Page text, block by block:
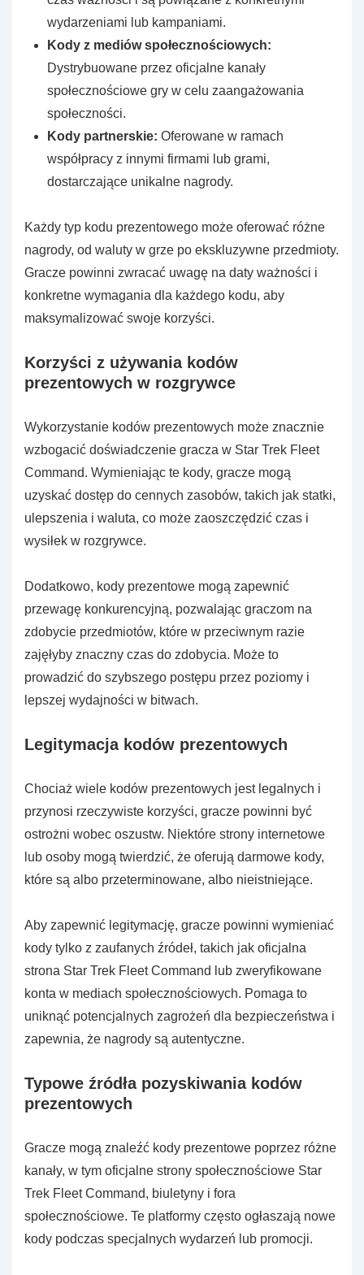
wydarzeniami lub kampaniami.
Kody z mediów społecznościowych:
Dystrybuowane przez oficjalne kanały
społecznościowe gry w celu zaangażowania
społeczności.
Kody partnerskie: Oferowane w ramach
współpracy z innymi firmami lub grami,
dostarczające unikalne nagrody.
Każdy typ kodu prezentowego może oferować różne
nagrody, od waluty w grze po ekskluzywne przedmioty.
Gracze powinni zwracać uwagę na daty ważności i
konkretne wymagania dla każdego kodu, aby
maksymalizować swoje korzyści.
Korzyści z używania kodów
prezentowych w rozgrywce
Wykorzystanie kodów prezentowych może znacznie
wzbogacić doświadczenie gracza w Star Trek Fleet
Command. Wymieniając te kody, gracze mogą
uzyskać dostęp do cennych zasobów, takich jak statki,
ulepszenia i waluta, co może zaoszczędzić czas i
wysiłek w rozgrywce.
Dodatkowo, kody prezentowe mogą zapewnić
przewagę konkurencyjną, pozwalając graczom na
zdobycie przedmiotów, które w przeciwnym razie
zajęłyby znaczny czas do zdobycia. Może to
prowadzić do szybszego postępu przez poziomy i
lepszej wydajności w bitwach.
Legitymacja kodów prezentowych
Chociaż wiele kodów prezentowych jest legalnych i
przynosi rzeczywiste korzyści, gracze powinni być
ostrożni wobec oszustw. Niektóre strony internetowe
lub osoby mogą twierdzić, że oferują darmowe kody,
które są albo przeterminowane, albo nieistniejące.
Aby zapewnić legitymację, gracze powinni wymieniać
kody tylko z zaufanych źródeł, takich jak oficjalna
strona Star Trek Fleet Command lub zweryfikowane
konta w mediach społecznościowych. Pomaga to
uniknąć potencjalnych zagrożeń dla bezpieczeństwa i
zapewnia, że nagrody są autentyczne.
Typowe źródła pozyskiwania kodów
prezentowych
Gracze mogą znaleźć kody prezentowe poprzez różne
kanały, w tym oficjalne strony społecznościowe Star
Trek Fleet Command, biuletyny i fora
społecznościowe. Te platformy często ogłaszają nowe
kody podczas specjalnych wydarzeń lub promocji.